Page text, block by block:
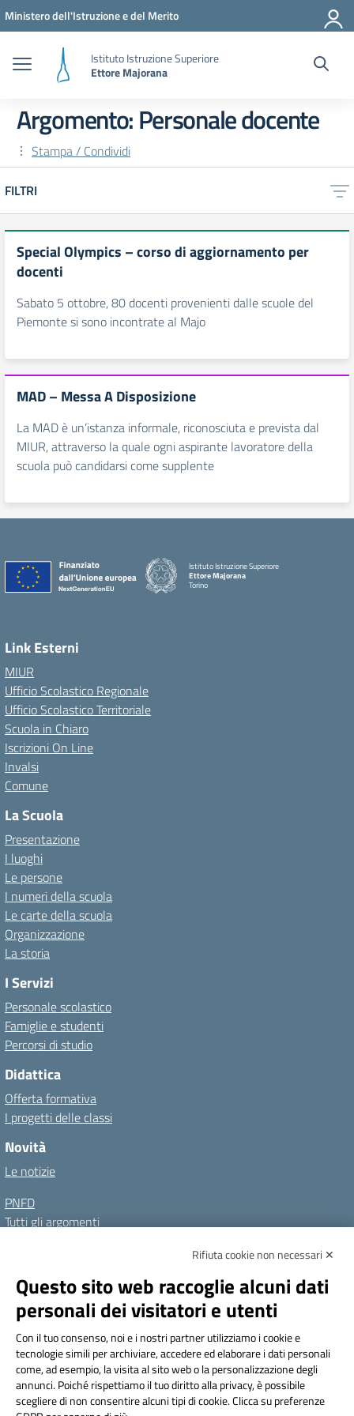
Vai ai contenuti
Vai al menu di navigazione
Vai al footer
Ministero dell'Istruzione e del Merito
Istituto Istruzione Superiore
Ettore Majorana
Argomento: Personale docente
Stampa / Condividi
FILTRI
Special Olympics – corso di aggiornamento per
docenti
Sabato 5 ottobre, 80 docenti provenienti dalle scuole del
Piemonte si sono incontrate al Majo
MAD – Messa A Disposizione
La MAD è un’istanza informale, riconosciuta e prevista dal
MIUR, attraverso la quale ogni aspirante lavoratore della
scuola può candidarsi come supplente
Istituto Istruzione Superiore
Ettore Majorana
Torino
Link Esterni
MIUR
Ufficio Scolastico Regionale
Ufficio Scolastico Territoriale
Scuola in Chiaro
Iscrizioni On Line
Invalsi
Comune
La Scuola
Presentazione
I luoghi
Le persone
I numeri della scuola
Le carte della scuola
Organizzazione
La storia
I Servizi
Personale scolastico
Famiglie e studenti
Percorsi di studio
Didattica
Offerta formativa
I progetti delle classi
Novità
Le notizie
PNFD
Tutti gli argomenti
Albo online
Dichiarazione di accessibilitàNote legali
Seguici su:
Indirizzo: Via Frattini 11, Torino
Centralino: 011 3099128 Email:tois003003@istruzione.it
Posta elettronica certificata (PEC):tois003003@pec.istruzione.it
Rifiuta cookie non necessari ✕
Questo sito web raccoglie alcuni dati
personali dei visitatori e utenti
Con il tuo consenso, noi e i nostri partner utilizziamo i cookie e
tecnologie simili per archiviare, accedere ed elaborare i dati personali
come, ad esempio, la visita al sito web o la personalizzazione degli
annunci. Poiché rispettiamo il tuo diritto alla privacy, è possibile
scegliere di non consentire alcuni tipi di cookie. Clicca su preferenze